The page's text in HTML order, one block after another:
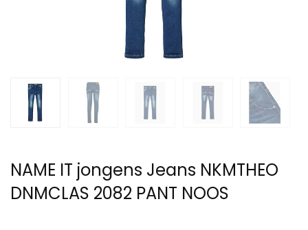
NAME IT jongens Jeans NKMTHEO
DNMCLAS 2082 PANT NOOS